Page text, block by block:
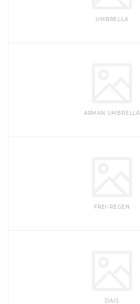
UMBRELLA
ARMAN UMBRELLA
FREI-REGEN
DAIS